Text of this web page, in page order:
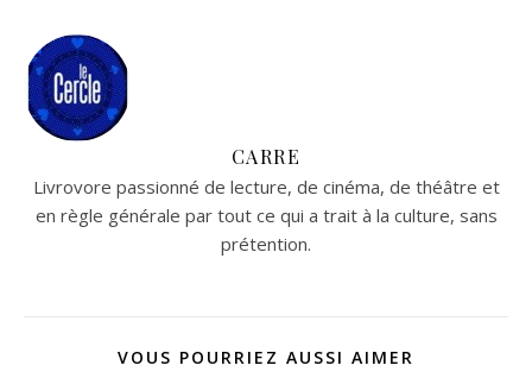
CARRE
Livrovore passionné de lecture, de cinéma, de théâtre et
en règle générale par tout ce qui a trait à la culture, sans
prétention.
VOUS POURRIEZ AUSSI AIMER